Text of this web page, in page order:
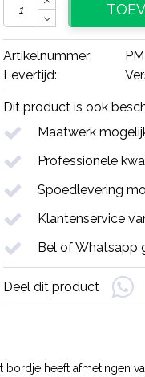
Artikelnummer:
Levertijd:
Dit product is ook
Maatwerk
Professionele
Spoedlevering
Klantenservice
Bel of Whatsapp
Deel dit product
heeft afmetingen